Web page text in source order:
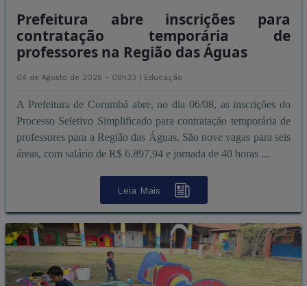
Prefeitura abre inscrições para
contratação temporária de
professores na Região das Águas
04 de Agosto de 2026 - 08h33 | Educação
A Prefeitura de Corumbá abre, no dia 06/08, as inscrições do
Processo Seletivo Simplificado para contratação temporária de
professores para a Região das Águas. São nove vagas para seis
áreas, com salário de R$ 6.897,94 e jornada de 40 horas ...
Leia Mais